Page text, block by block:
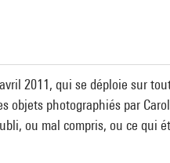
2011, qui se déploie sur
objets photographiés par
ou mal compris, ou ce qui